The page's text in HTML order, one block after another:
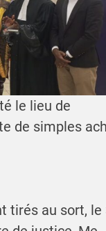
le lieu de
de simples
tirés au sort, le